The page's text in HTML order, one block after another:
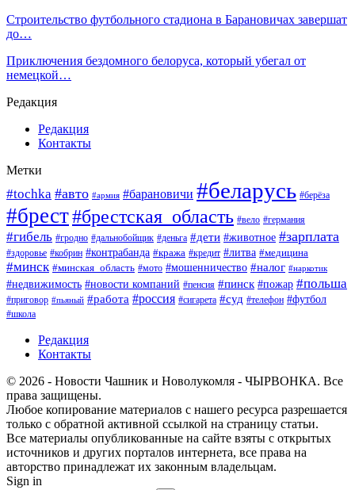
Строительство футбольного стадиона в Барановичах завершат
до…
Приключения бездомного белоруса, который убегал от
немецкой…
Редакция
Редакция
Контакты
Метки
#tochka #авто #армия #барановичи #беларусь #берёза
#брест#брестская_область #вело #германия
#гибель #гродно #дальнобойщик #деньга #дети #животное #зарплата
#здоровье #кобрин #контрабанда #кража #кредит #литва #медицина
#минск #минская_область #мото #мошенничество #налог #наркотик
#недвижимость #новости компаний #пенсия #пинск #пожар #польша
#приговор #пьяный #работа #россия #сигарета #суд #телефон #футбол
#школа
Редакция
Контакты
© 2026 - Новости Чашник и Новолукомля - ЧЫРВОНКА. Все
права защищены.
Любое копирование материалов с нашего ресурса разрешается
только с обратной активной ссылкой на страницу статьи.
Все материалы опубликованные на сайте взяты с открытых
источников и других порталов интернета, все права на
авторство принадлежат их законным владельцам.
Sign in